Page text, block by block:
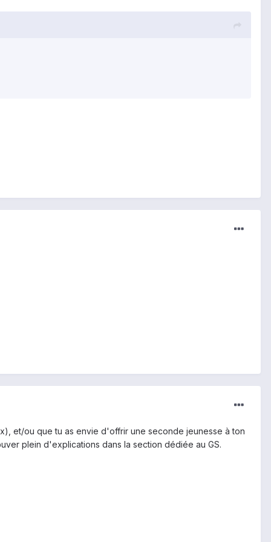
et/ou que tu as envie d'offrir une seconde jeunesse à ton
plein d'explications dans la section dédiée au GS.